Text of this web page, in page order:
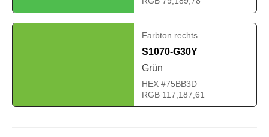
Farbton rechts
S1070-G30Y
Grün
HEX #75BB3D
RGB 117,187,61